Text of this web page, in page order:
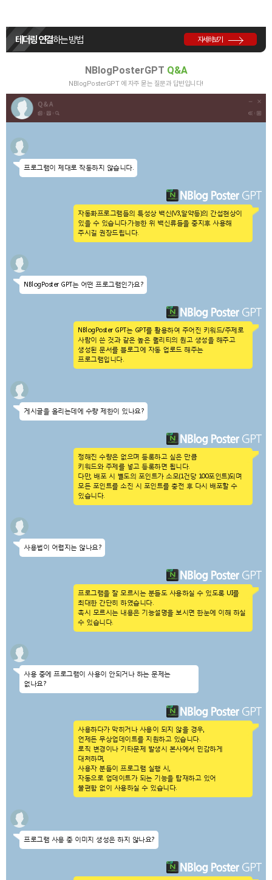
테더링 연결하는 방법 자세히보기
NBlogPosterGPT Q&A
NBlogPosterGPT 에 자주 묻는 질문과 답변입니다!
프로그램이 제대로 작동하지 않습니다.
자동화프로그램들의 특성상 백신(V3,알약등)의 간섭현상이
있을 수 있습니다.가능한 위 백신류들을 중지후 사용해
주시길 권장드립니다.
NBlogPoster GPT는 어떤 프로그램인가요?
NBlogPoster GPT는 GPT를 활용하여 주어진 키워드/주제로
사람이 쓴 것과 같은 높은 퀄리티의 원고 생성을 해주고
생성된 문서를 블로그에 자동 업로드 해주는
프로그램입니다.
게시글을 올리는데에 수량 제한이 있나요?
정해진 수량은 없으며 등록하고 싶은 만큼
키워드와 주제를 넣고 등록하면 됩니다.
다만, 배포 시 별도의 포인트가 소모(1건당 100포인트)되며
모든 포인트를 소진 시 포인트를 충전 후 다시 배포할 수
있습니다.
사용법이 어렵지는 않나요?
프로그램을 잘 모르시는 분들도 사용하실 수 있도록 UI를
최대한 간단히 하였습니다.
혹시 모르시는 내용은 기능설명을 보시면 한눈에 이해 하실
수 있습니다.
사용 중에 프로그램이 사용이 안되거나 하는 문제는
없나요?
사용하다가 막히거나 사용이 되지 않을 경우,
언제든 무상업데이트를 지원하고 있습니다.
로직 변경이나 기타문제 발생시 본사에서 민감하게
대처하며,
사용자 분들이 프로그램 실행 시,
자동으로 업데이트가 되는 기능을 탑재하고 있어
불편함 없이 사용하실 수 있습니다.
프로그램 사용 중 이미지 생성은 하지 않나요?